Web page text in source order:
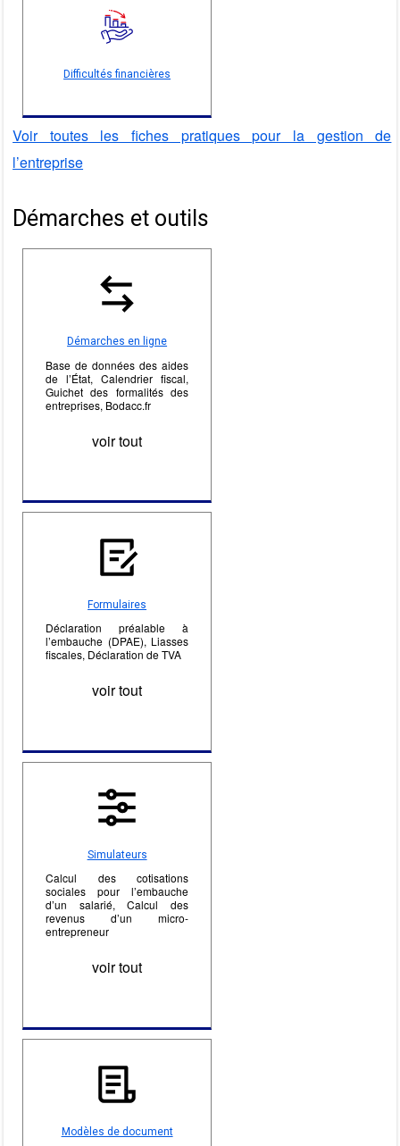
Difficultés financières
Voir toutes les fiches pratiques pour la gestion de
l’entreprise
Démarches et outils
Démarches en ligne
Base de données des aides
de l’État, Calendrier fiscal,
Guichet des formalités des
entreprises, Bodacc.fr
voir tout
Formulaires
Déclaration préalable à
l’embauche (DPAE), Liasses
fiscales, Déclaration de TVA
voir tout
Simulateurs
Calcul des cotisations
sociales pour l’embauche
d’un salarié, Calcul des
revenus d’un micro-
entrepreneur
voir tout
Modèles de document